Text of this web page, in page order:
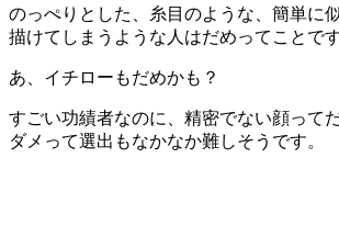
のっぺりとした、糸目のような、簡単に
描けてしまうような人はだめってことです
あ、イチローもだめかも？
すごい功績者なのに、精密でない顔って
ダメって選出もなかなか難しそうです。